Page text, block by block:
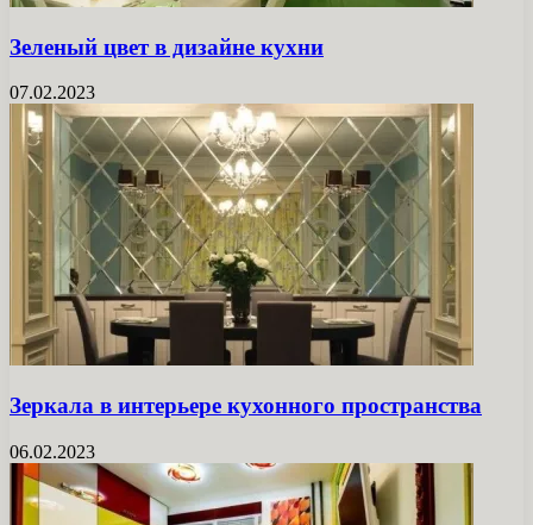
Зеленый цвет в дизайне кухни
07.02.2023
Зеркала в интерьере кухонного пространства
06.02.2023